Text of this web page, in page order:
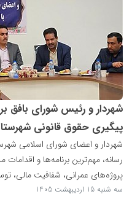
شهردار و رئیس شورای بافق
پیگیری حقوق قانونی
شهردار و اعضای شورای اسلامی
رسانه، مهم‌ترین برنامه‌ها و
پروژه‌های عمرانی، شفافیت مالی،
سه شنبه 15 اردیبهشت 1405